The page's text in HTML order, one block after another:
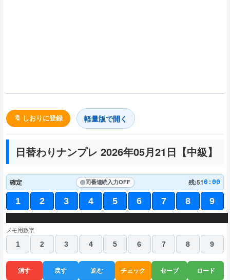
🔖 しおりに登録 軽量版で開く
日替わりナンプレ 2026年05月21日【中級】
確定 同番連続入力OFF 残:510:00
1 2 3 4 5 6 7 8 9
2 3 8
2
7 1 8 3
1 6 2 8
4 8 1 7
6 5 4 3
6 7 1 4
3 4 9 5
1 3
メモ用数字
1
2 3 4 5 6 7 8 9
消す 戻す 進む チェック セーブ ロード